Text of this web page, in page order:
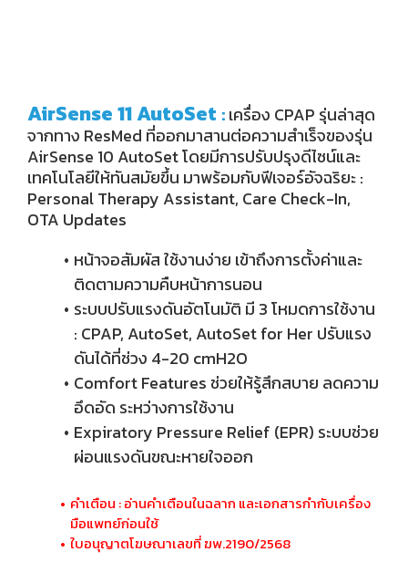
AirSense 11 AutoSet :เครื่อง CPAP รุ่นล่าสุด
จากทาง ResMed ที่ออกมาสานต่อความสำเร็จของรุ่น
AirSense 10 AutoSet โดยมีการปรับปรุงดีไซน์และ
เทคโนโลยีให้ทันสมัยขึ้น มาพร้อมกับฟีเจอร์อัจฉริยะ :
Personal Therapy Assistant, Care Check-In,
OTA Updates
หน้าจอสัมผัส ใช้งานง่าย เข้าถึงการตั้งค่าและ
ติดตามความคืบหน้าการนอน
ระบบปรับแรงดันอัตโนมัติ มี 3 โหมดการใช้งาน
: CPAP, AutoSet, AutoSet for Her ปรับแรง
ดันได้ที่ช่วง 4-20 cmH2O
Comfort Features ช่วยให้รู้สึกสบาย ลดความ
อึดอัด ระหว่างการใช้งาน
Expiratory Pressure Relief (EPR) ระบบช่วย
ผ่อนแรงดันขณะหายใจออก
คำเตือน : อ่านคำเตือนในฉลาก และเอกสารกำกับเครื่อง
มือแพทย์ก่อนใช้
ใบอนุญาตโฆษณาเลขที่ ฆพ.2190/2568